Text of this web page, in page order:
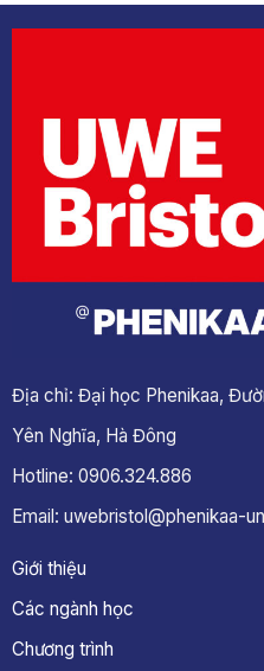
Địa chỉ: Đại học Phenikaa,
Yên Nghĩa, Hà Đông
Hotline: 0906.324.886
Email: uwebristol@phenikaa-
Giới thiệu
Các ngành học
Chương trình